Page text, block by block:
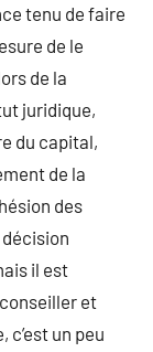
tenu de faire
de le
de la
juridique,
du capital,
de la
des
il est
et
un peu